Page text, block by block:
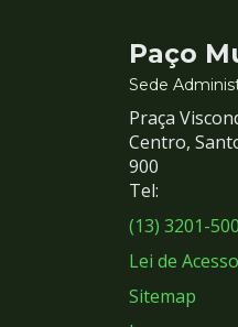
e
Paço
Sede
Praça
Centro,
900
Tel:
(13) 3201-
Lei de
Sitemap